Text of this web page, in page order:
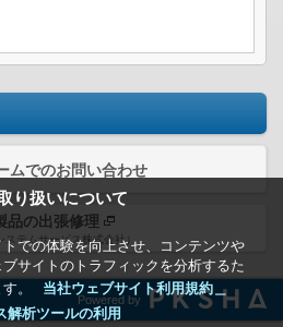
り扱いについて
での体験を向上させ、コンテンツや
サイトのトラフィックを分析するた
。
当社ウェブサイト利用規約＿
解析ツールの利用
ムでのお問い合わせ
品の出張修理
ステムサービス株式会社）
Powered by